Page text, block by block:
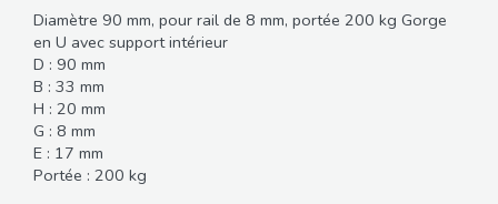
Diamètre 90 mm, pour rail de 8 mm, portée 200 kg Gorge
en U avec support intérieur
D : 90 mm
B : 33 mm
H : 20 mm
G : 8 mm
E : 17 mm
Portée : 200 kg